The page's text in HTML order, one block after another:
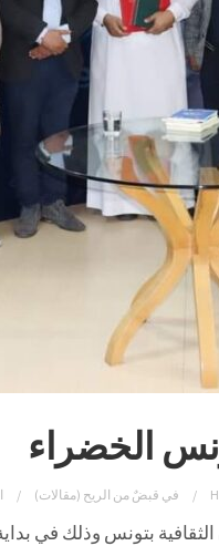
الخضراء
في قبضٌ من الريح (مقالات)
بتونس وذلك في